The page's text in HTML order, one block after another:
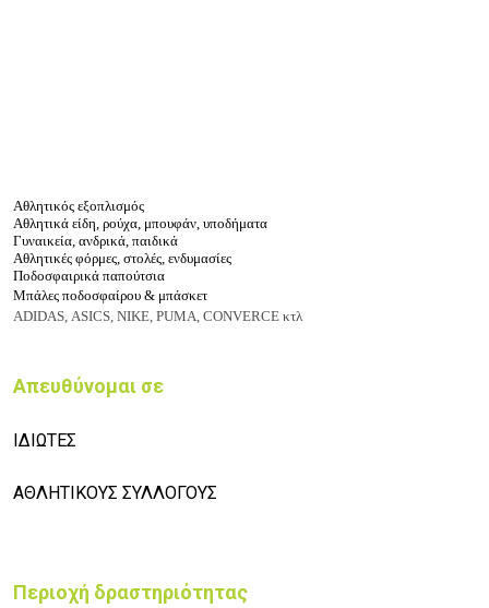
Αθλητικός εξοπλισμός
Αθλητικά είδη, ρούχα, μπουφάν, υποδήματα
Γυναικεία, ανδρικά, παιδικά
Αθλητικές φόρμες, στολές, ενδυμασίες
Ποδοσφαιρικά παπούτσια
Μπάλες ποδοσφαίρου & μπάσκετ
ADIDAS, ASICS, NIKE, PUMA, CONVERCE κτλ
Απευθύνομαι σε
ΙΔΙΩΤΕΣ
ΑΘΛΗΤΙΚΟΥΣ ΣΥΛΛΟΓΟΥΣ
Περιοχή δραστηριότητας